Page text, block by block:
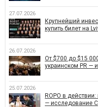
27.07.2026
Крупнейший
купить билет на
26.07.2026
От $700 до $15
украинском PR —
25.07.2026
ROPO в
— исследование